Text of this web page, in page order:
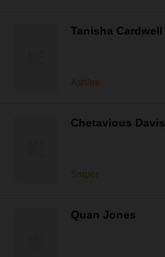
Tanisha Cardwell
Ashlee
Chetavious Davis
Sniper
Quan Jones